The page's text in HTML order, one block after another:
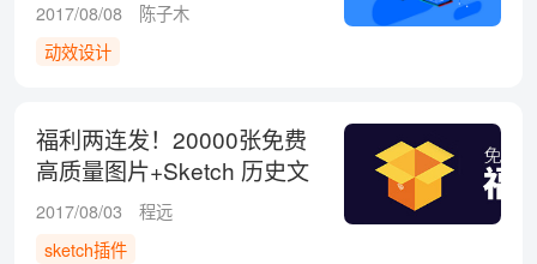
2017/08/08
陈子木
动效设计
福利两连发！20000张免费
高质量图片+Sketch 历史文
件清理神器
2017/08/03
程远
sketch插件